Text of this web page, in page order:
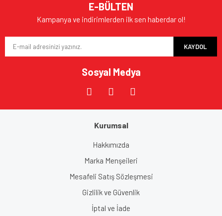
E-BÜLTEN
Kampanya ve indirimlerden ilk sen haberdar ol!
KAYDOL
Sosyal Medya
Kurumsal
Hakkımızda
Marka Menşeileri
Mesafeli Satış Sözleşmesi
Gizlilik ve Güvenlik
İptal ve İade